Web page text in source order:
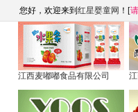
您好，欢迎来到 红星婴童网 ！[
江西麦嘟嘟食品有限公司